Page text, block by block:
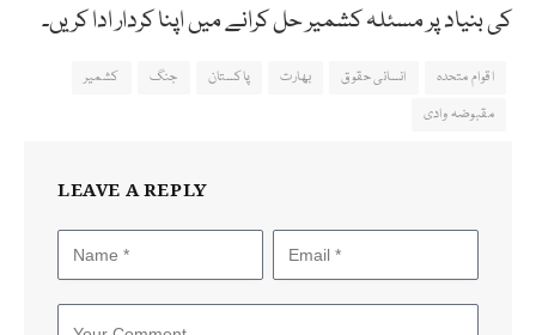
کی بنیاد پر مسئلہ کشمیر حل کرانے میں اپنا کردار ادا کریں۔
اقوام متحدہ انسانی حقوق بھارت پاکستان جنگ
کشمیر
مقبوضہ وادی
LEAVE A REPLY